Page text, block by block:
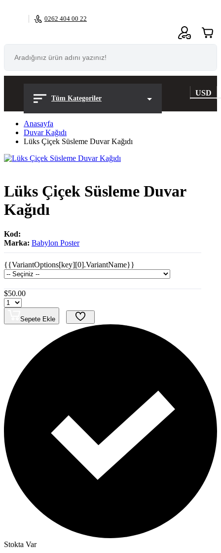
0262 404 00 22
0
Tüm Kategoriler
USD
Anasayfa
Duvar Kağıdı
Lüks Çiçek Süsleme Duvar Kağıdı
Lüks Çiçek Süsleme Duvar
Kağıdı
Kod:
Marka: Babylon Poster
{{VariantOptions[key][0].VariantName}}
$50.00
Sepete Ekle
Stokta Var